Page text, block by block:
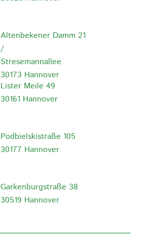
Altenbekener Damm 21
/
Stresemannallee
30173 Hannover
Lister Meile 49
30161 Hannover
Podbielskistraße 105
30177 Hannover
Garkenburgstraße 38
30519 Hannover